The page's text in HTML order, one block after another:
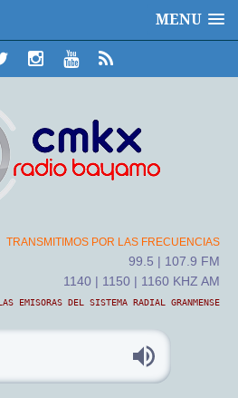
MENU
TRANSMITIMOS POR LAS FRECUENCIAS
99.5 | 107.9 FM
1140 | 1150 | 1160 KHZ AM
EMISORAS DEL SISTEMA RADIAL GRANMENSE